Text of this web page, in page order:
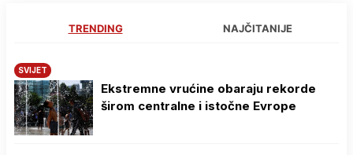
TRENDING NAJČITANIJE
SVIJET
Ekstremne vrućine obaraju rekorde
širom centralne i istočne Evrope